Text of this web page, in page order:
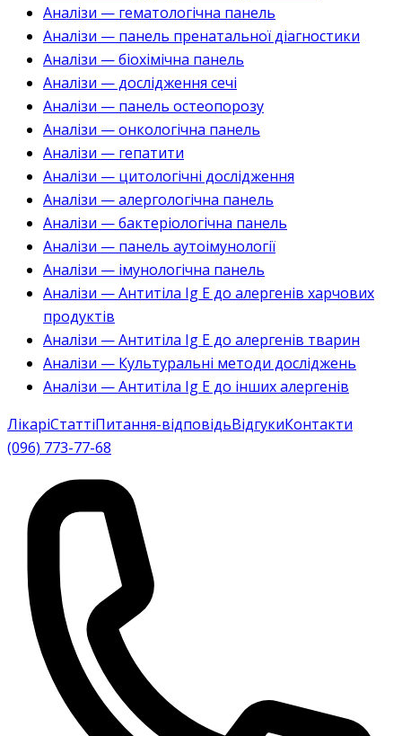
Аналізи — гематологічна панель
Аналізи — панель пренатальної діагностики
Аналізи — біохімічна панель
Аналізи — дослідження сечі
Аналізи — панель остеопорозу
Аналізи — онкологічна панель
Аналізи — гепатити
Аналізи — цитологічні дослідження
Аналізи — алергологічна панель
Аналізи — бактеріологічна панель
Аналізи — панель аутоімунології
Аналізи — імунологічна панель
Аналізи — Антитіла Ig E до алергенів харчових
продуктів
Аналізи — Антитіла Ig E до алергенів тварин
Аналізи — Культуральні методи досліджень
Аналізи — Антитіла Ig E до інших алергенів
ЛікаріСтаттіПитання-відповідьВідгукиКонтакти
(096) 773-77-68